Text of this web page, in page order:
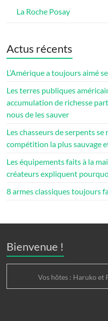
La Roche Posay
Actus récents
L’Amérique a toujours aimé
Les terres publiques
accumulation de richesse
nous de les sauver
Les chasseurs de serpents
compétition la plus sauvage
Les équipements faits à la
créateurs expliquent
8 armes classiques toujours
Bienvenue !
Vos hôtes : Haruko et